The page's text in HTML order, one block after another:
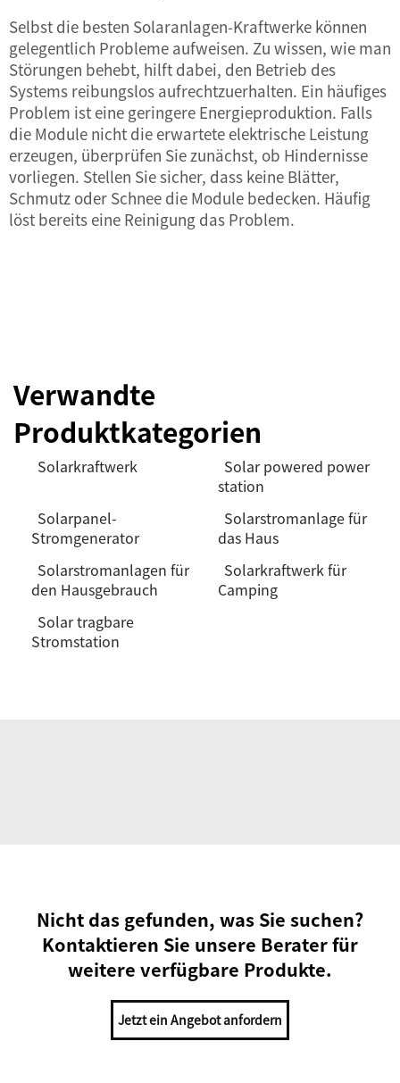
Selbst die besten Solaranlagen-Kraftwerke können
gelegentlich Probleme aufweisen. Zu wissen, wie man
Störungen behebt, hilft dabei, den Betrieb des
Systems reibungslos aufrechtzuerhalten. Ein häufiges
Problem ist eine geringere Energieproduktion. Falls
die Module nicht die erwartete elektrische Leistung
erzeugen, überprüfen Sie zunächst, ob Hindernisse
vorliegen. Stellen Sie sicher, dass keine Blätter,
Schmutz oder Schnee die Module bedecken. Häufig
löst bereits eine Reinigung das Problem.
Verwandte
Produktkategorien
Solarkraftwerk
Solar powered power
station
Solarpanel-
Stromgenerator
Solarstromanlage für
das Haus
Solarstromanlagen für
den Hausgebrauch
Solarkraftwerk für
Camping
Solar tragbare
Stromstation
Nicht das gefunden, was Sie suchen?
Kontaktieren Sie unsere Berater für
weitere verfügbare Produkte.
Jetzt ein Angebot anfordern